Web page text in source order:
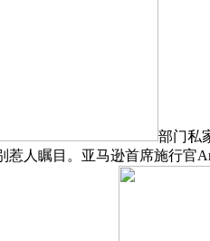
部门私
人瞩目。亚马逊首席施行官